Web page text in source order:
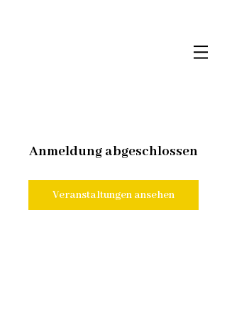
Anmeldung abgeschlossen
Veranstaltungen ansehen